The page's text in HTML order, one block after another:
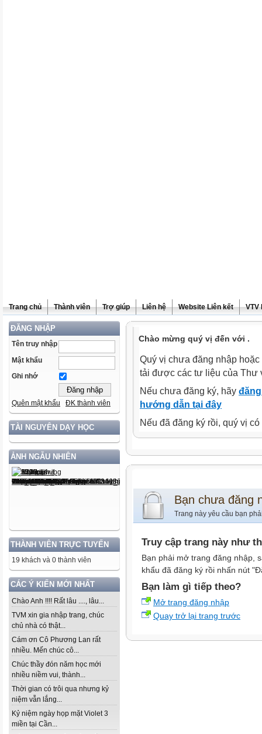
Trang chủ Thành viên Trợ giúp Liên hệ Website Liên kết VTV
ĐĂNG NHẬP
Tên truy nhập
Mật khẩu
Ghi nhớ
Quên mật khẩu ĐK thành viên
TÀI NGUYÊN DẠY HỌC
ẢNH NGẪU NHIÊN
THÀNH VIÊN TRỰC TUYẾN
19 khách và 0 thành viên
CÁC Ý KIẾN MỚI NHẤT
Chào Anh !!!! Rất lâu ...., lâu...
TVM xin gia nhập trang, chúc
chủ nhà có thật...
Cám ơn Cô Phương Lan rất
nhiều. Mến chúc cô...
Chúc thầy đón năm học mới
nhiều niềm vui, thành...
Thời gian có trôi qua nhưng kỷ
niệm vẫn lắng...
Kỷ niệm ngày họp mặt Violet 3
miền tại Cần...
Chào mừng quý vị đến với .
Quý vị chưa đăng nhập
tải được các tư liệu của Thư
Nếu chưa đăng ký, hãy
hướng dẫn tại đây
Nếu đã đăng ký rồi, quý vị
Bạn chưa đăng
Trang này yêu cầu bạn
Truy cập trang này như
Bạn phải mở trang đăng nhập,
khẩu đã đăng ký rồi nhấn nút
Bạn làm gì tiếp theo?
Mở trang đăng nhập
Quay trở lại trang trước